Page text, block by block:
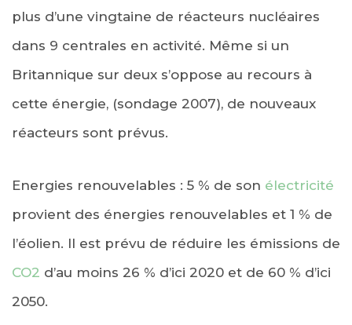
plus d’une vingtaine de réacteurs nucléaires
dans 9 centrales en activité. Même si un
Britannique sur deux s’oppose au recours à
cette énergie, (sondage 2007), de nouveaux
réacteurs sont prévus.
Energies renouvelables : 5 % de son électricité
provient des énergies renouvelables et 1 % de
l’éolien. Il est prévu de réduire les émissions de
CO2 d’au moins 26 % d’ici 2020 et de 60 % d’ici
2050.